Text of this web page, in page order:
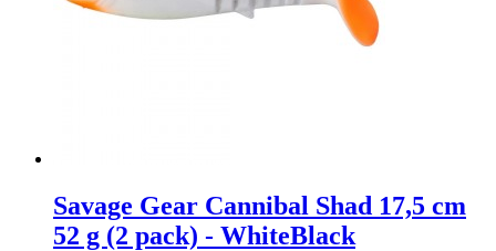
Savage Gear Cannibal Shad 17,5 cm
52 g (2 pack) - WhiteBlack